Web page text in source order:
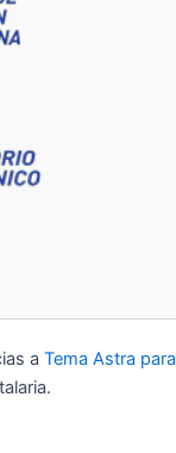
a Tema Astra para